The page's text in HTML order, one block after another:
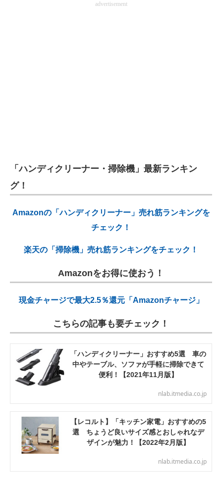
advertisement
「ハンディクリーナー・掃除機」最新ランキン
グ！
Amazonの「ハンディクリーナー」売れ筋ランキングを
チェック！
楽天の「掃除機」売れ筋ランキングをチェック！
Amazonをお得に使おう！
現金チャージで最大2.5％還元「Amazonチャージ」
こちらの記事も要チェック！
「ハンディクリーナー」おすすめ5選 車の
中やテーブル、ソファが手軽に掃除できて
便利！【2021年11月版】
nlab.itmedia.co.jp
【レコルト】「キッチン家電」おすすめの5
選 ちょうど良いサイズ感とおしゃれなデ
ザインが魅力！【2022年2月版】
nlab.itmedia.co.jp